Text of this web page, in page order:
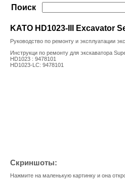
Поиск
KATO HD1023-III Excavator
Руководство по ремонту и эксплуатации
Инструкци по ремонту для экскаватора
HD1023 : 9478101
HD1023-LC: 9478101
Скриншоты:
Нажмите на маленькую картинку и она